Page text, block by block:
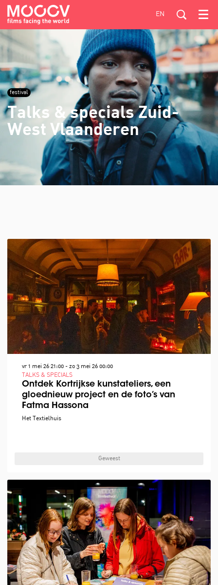
EN Menu
festival
Talks & specials Zuid-
West Vlaanderen
Ontdek Kortrijkse kunstateliers, een
gloednieuw project en de foto’s van
Fatma Hassona
TALKS & SPECIALS
vr 1 mei 26 21:00 - zo 3 mei 26 00:00
Het Textielhuis
Geweest